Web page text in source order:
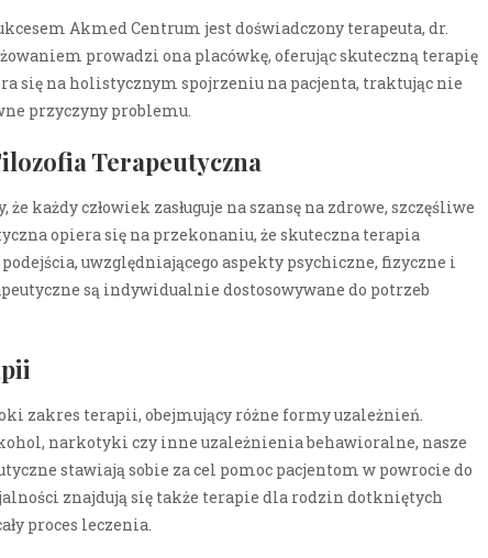
Akmed Centrum jest doświadczony terapeuta, dr.
prowadzi ona placówkę, oferując skuteczną terapię
się na holistycznym spojrzeniu na pacjenta, traktując nie
przyczyny problemu.
Terapeutyczna
każdy człowiek zasługuje na szansę na zdrowe, szczęśliwe
opiera się na przekonaniu, że skuteczna terapia
uwzględniającego aspekty psychiczne, fizyczne i
są indywidualnie dostosowywane do potrzeb
zakres terapii, obejmujący różne formy uzależnień.
narkotyki czy inne uzależnienia behawioralne, nasze
stawiają sobie za cel pomoc pacjentom w powrocie do
znajdują się także terapie dla rodzin dotkniętych
proces leczenia.